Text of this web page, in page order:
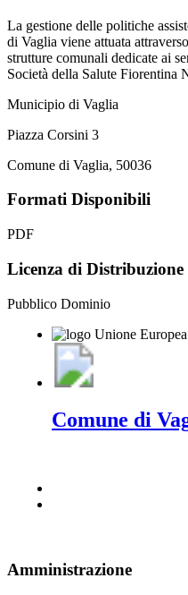
La gestione delle politiche
di Vaglia viene attuata
strutture comunali dedicate ai
Società della Salute Fiorentina
Municipio di Vaglia
Piazza Corsini 3
Comune di Vaglia, 50036
Formati Disponibili
PDF
Licenza di Distribuzione
Pubblico Dominio
Comune di
Amministrazione